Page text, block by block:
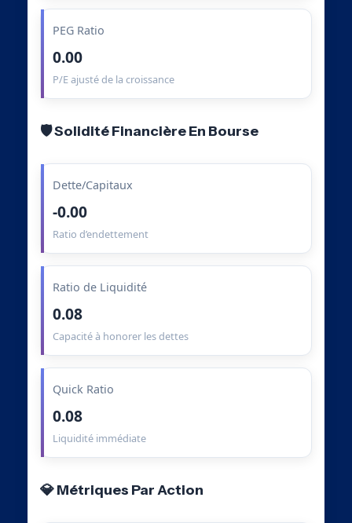
PEG Ratio
0.00
P/E ajusté de la croissance
🛡️ Solidité Financière En Bourse
Dette/Capitaux
-0.00
Ratio d’endettement
Ratio de Liquidité
0.08
Capacité à honorer les dettes
Quick Ratio
0.08
Liquidité immédiate
💎 Métriques Par Action